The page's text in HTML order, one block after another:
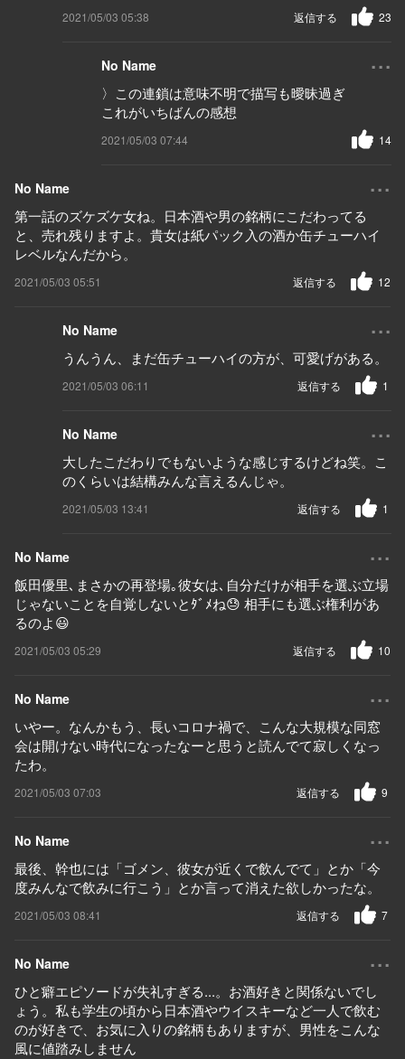
2021/05/03 05:38 23
返信する
No Name ...
〉この連鎖は意味不明で描写も曖昧過ぎ
これがいちばんの感想
2021/05/03 07:44 14
No Name ...
第一話のズケズケ女ね。日本酒や男の銘柄にこだわってる
と、売れ残りますよ。貴女は紙パック入の酒か缶チューハイ
レベルなんだから。
2021/05/03 05:51 12
返信する
No Name ...
うんうん、まだ缶チューハイの方が、可愛げがある。
2021/05/03 06:11 1
返信する
No Name ...
大したこだわりでもないような感じするけどね笑。こ
のくらいは結構みんな言えるんじゃ。
2021/05/03 13:41 1
返信する
No Name ...
飯田優里､まさかの再登場｡彼女は､自分だけが相手を選ぶ立場
じゃないことを自覚しないとﾀﾞﾒね😓 相手にも選ぶ権利があ
るのよ😃
2021/05/03 05:29 10
返信する
No Name ...
いやー。なんかもう、長いコロナ禍で、こんな大規模な同窓
会は開けない時代になったなーと思うと読んでて寂しくなっ
たわ。
2021/05/03 07:03 9
返信する
No Name ...
最後、幹也には「ゴメン、彼女が近くで飲んでて」とか「今
度みんなで飲みに行こう」とか言って消えた欲しかったな。
2021/05/03 08:41 7
返信する
No Name ...
ひと癖エピソードが失礼すぎる...。お酒好きと関係ないでし
ょう。私も学生の頃から日本酒やウイスキーなど一人で飲む
のが好きで、お気に入りの銘柄もありますが、男性をこんな
風に値踏みしません